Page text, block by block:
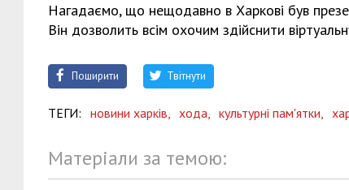
Нагадаємо, що нещодавно в Харкові був
Він дозволить всім охочим здійснити
Поширити Твітнути
ТЕГИ: новини харків, хода, культурні пам'ятки,
Матеріали за темою: